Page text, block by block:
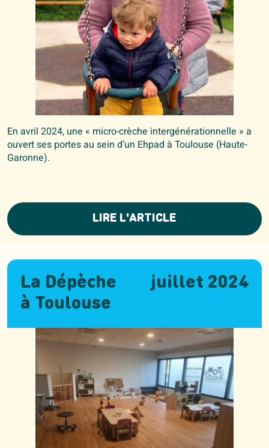
En avril 2024, une « micro-crèche intergénérationnelle » a
ouvert ses portes au sein d’un Ehpad à Toulouse (Haute-
Garonne).
LIRE L'ARTICLE
La Dépèche
à Toulouse
juillet 2024